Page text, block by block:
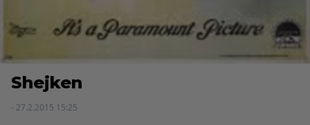
Shejken
- 27.2.2015 15:25